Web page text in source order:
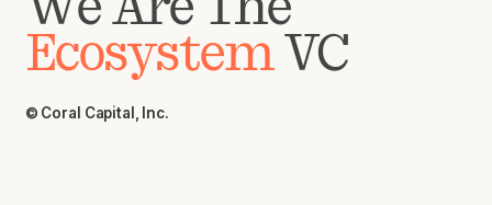
EcosystemVC
© Coral Capital, Inc.